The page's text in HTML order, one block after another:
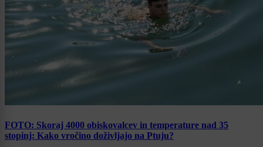
FOTO: Skoraj 4000 obiskovalcev in temperature nad 35
stopinj: Kako vročino doživljajo na Ptuju?